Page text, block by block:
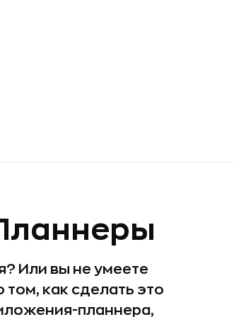
Или вы не умеете
как сделать это
планнера,